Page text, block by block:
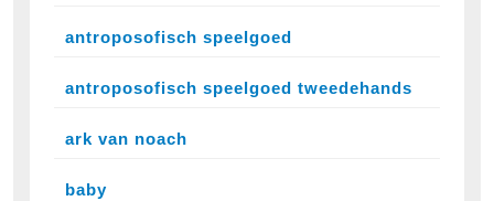
antroposofisch speelgoed
antroposofisch speelgoed tweedehands
ark van noach
baby